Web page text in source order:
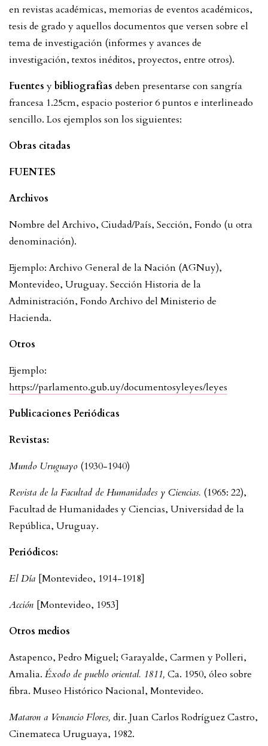
en revistas académicas, memorias de eventos académicos,
tesis de grado y aquellos documentos que versen sobre el
tema de investigación (informes y avances de
investigación, textos inéditos, proyectos, entre otros).
Fuentes ybibliografías deben presentarse con sangría
francesa 1.25cm, espacio posterior 6 puntos e interlineado
sencillo. Los ejemplos son los siguientes:
Obras citadas
FUENTES
Archivos
Nombre del Archivo, Ciudad/País, Sección, Fondo (u otra
denominación).
Ejemplo: Archivo General de la Nación (AGNuy),
Montevideo, Uruguay. Sección Historia de la
Administración, Fondo Archivo del Ministerio de
Hacienda.
Otros
Ejemplo:
https://parlamento.gub.uy/documentosyleyes/leyes
Publicaciones Periódicas
Revistas:
Mundo Uruguayo (1930-1940)
Revista de la Facultad de Humanidades y Ciencias. (1965: 22),
Facultad de Humanidades y Ciencias, Universidad de la
República, Uruguay.
Periódicos:
El Día [Montevideo, 1914-1918]
Acción [Montevideo, 1953]
Otros medios
Astapenco, Pedro Miguel; Garayalde, Carmen y Polleri,
Amalia. Éxodo de pueblo oriental. 1811, Ca. 1950, óleo sobre
fibra. Museo Histórico Nacional, Montevideo.
Mataron a Venancio Flores, dir. Juan Carlos Rodríguez Castro,
Cinemateca Uruguaya, 1982.